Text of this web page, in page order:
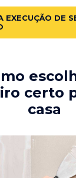
EXECUÇÃO DE
certo
casa